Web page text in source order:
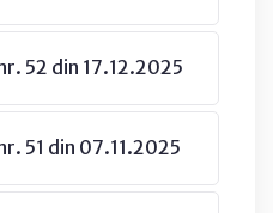
52 din 17.12.2025
51 din 07.11.2025